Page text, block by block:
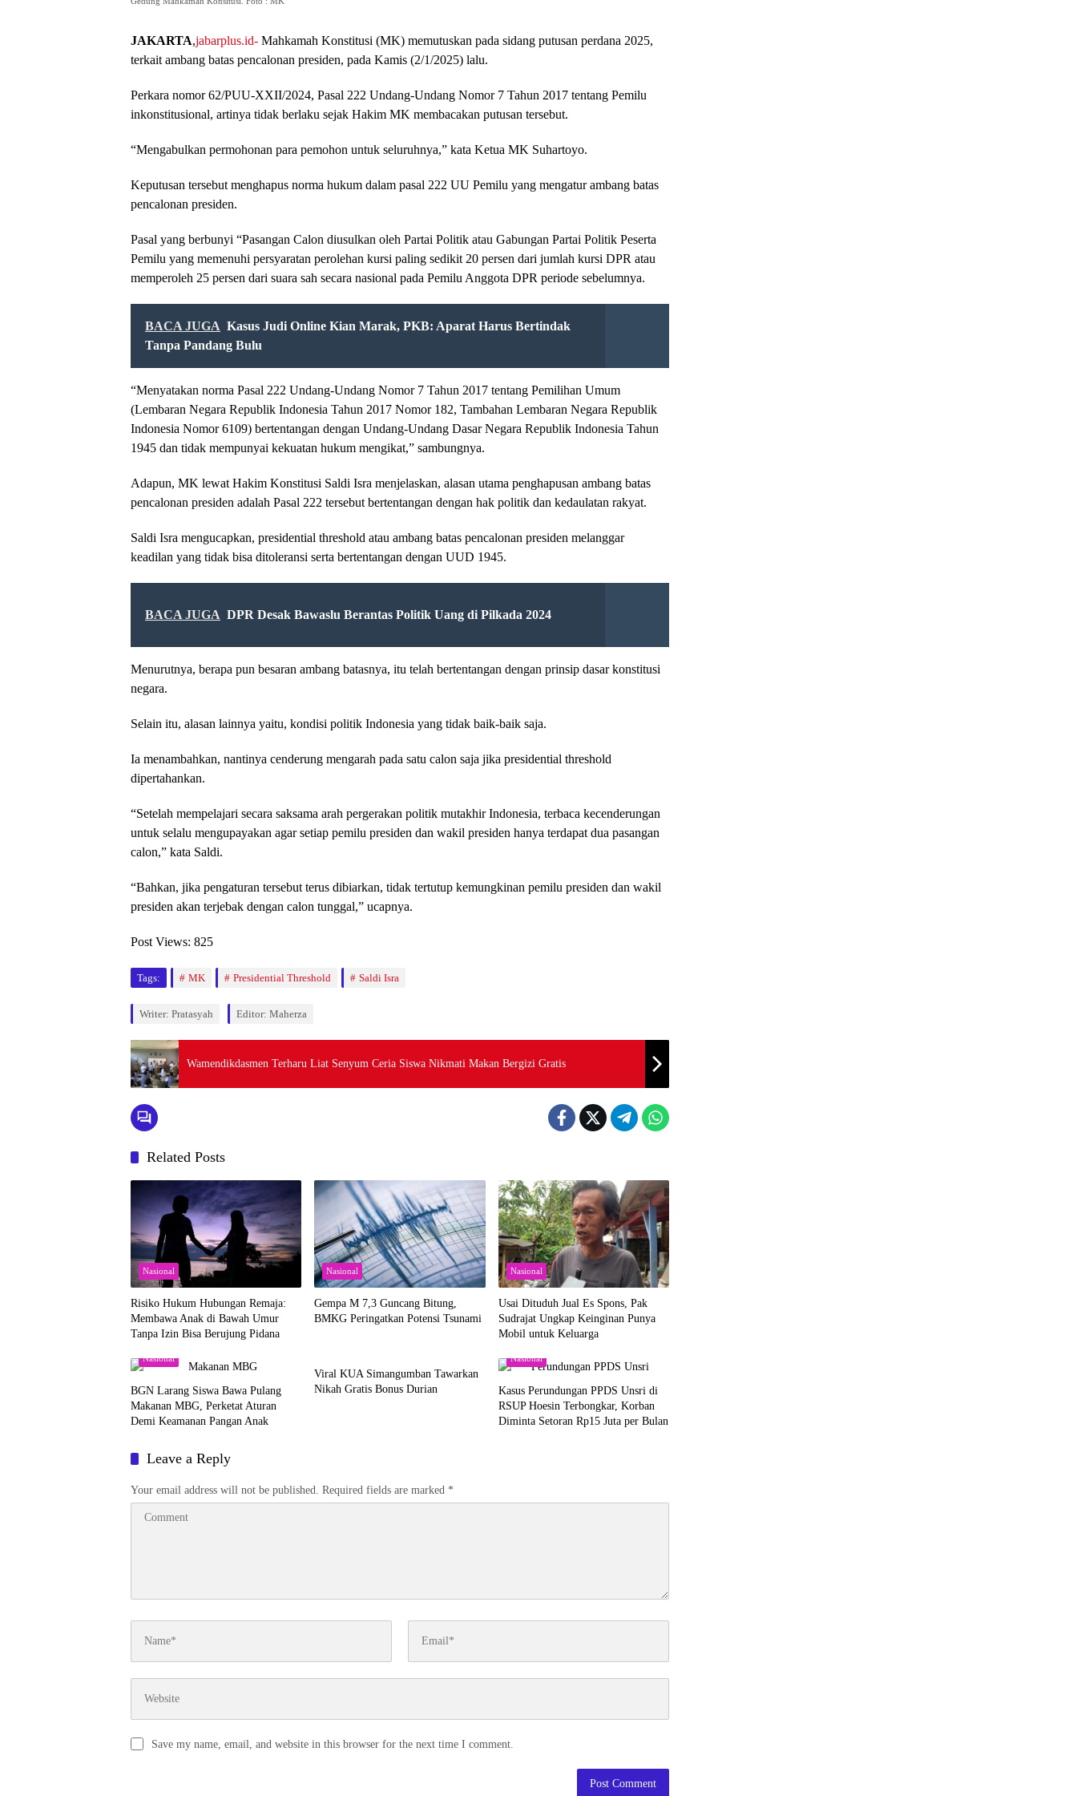
JAKARTA,jabarplus.id- Mahkamah Konstitusi (MK) memutuskan pada sidang putusan perdana 2025,
terkait ambang batas pencalonan presiden, pada Kamis (2/1/2025) lalu.
Perkara nomor 62/PUU-XXII/2024, Pasal 222 Undang-Undang Nomor 7 Tahun 2017 tentang Pemilu
inkonstitusional, artinya tidak berlaku sejak Hakim MK membacakan putusan tersebut.
“Mengabulkan permohonan para pemohon untuk seluruhnya,” kata Ketua MK Suhartoyo.
Keputusan tersebut menghapus norma hukum dalam pasal 222 UU Pemilu yang mengatur ambang batas
pencalonan presiden.
Pasal yang berbunyi “Pasangan Calon diusulkan oleh Partai Politik atau Gabungan Partai Politik Peserta
Pemilu yang memenuhi persyaratan perolehan kursi paling sedikit 20 persen dari jumlah kursi DPR atau
memperoleh 25 persen dari suara sah secara nasional pada Pemilu Anggota DPR periode sebelumnya.
BACA JUGA Kasus Judi Online Kian Marak, PKB: Aparat Harus Bertindak
Tanpa Pandang Bulu
“Menyatakan norma Pasal 222 Undang-Undang Nomor 7 Tahun 2017 tentang Pemilihan Umum
(Lembaran Negara Republik Indonesia Tahun 2017 Nomor 182, Tambahan Lembaran Negara Republik
Indonesia Nomor 6109) bertentangan dengan Undang-Undang Dasar Negara Republik Indonesia Tahun
1945 dan tidak mempunyai kekuatan hukum mengikat,” sambungnya.
Adapun, MK lewat Hakim Konstitusi Saldi Isra menjelaskan, alasan utama penghapusan ambang batas
pencalonan presiden adalah Pasal 222 tersebut bertentangan dengan hak politik dan kedaulatan rakyat.
Saldi Isra mengucapkan, presidential threshold atau ambang batas pencalonan presiden melanggar
keadilan yang tidak bisa ditoleransi serta bertentangan dengan UUD 1945.
BACA JUGA DPR Desak Bawaslu Berantas Politik Uang di Pilkada 2024
Menurutnya, berapa pun besaran ambang batasnya, itu telah bertentangan dengan prinsip dasar konstitusi
negara.
Selain itu, alasan lainnya yaitu, kondisi politik Indonesia yang tidak baik-baik saja.
Ia menambahkan, nantinya cenderung mengarah pada satu calon saja jika presidential threshold
dipertahankan.
“Setelah mempelajari secara saksama arah pergerakan politik mutakhir Indonesia, terbaca kecenderungan
untuk selalu mengupayakan agar setiap pemilu presiden dan wakil presiden hanya terdapat dua pasangan
calon,” kata Saldi.
“Bahkan, jika pengaturan tersebut terus dibiarkan, tidak tertutup kemungkinan pemilu presiden dan wakil
presiden akan terjebak dengan calon tunggal,” ucapnya.
Post Views: 825
Tags: MK Presidential Threshold Saldi Isra
Writer: Pratasyah Editor: Maherza
Wamendikdasmen Terharu Liat Senyum Ceria Siswa Nikmati Makan Bergizi Gratis
Related Posts
Nasional
Risiko Hukum Hubungan Remaja:
Membawa Anak di Bawah Umur
Tanpa Izin Bisa Berujung Pidana
Nasional
Gempa M 7,3 Guncang Bitung,
BMKG Peringatkan Potensi Tsunami
Nasional
Usai Dituduh Jual Es Spons, Pak
Sudrajat Ungkap Keinginan Punya
Mobil untuk Keluarga
Nasional
BGN Larang Siswa Bawa Pulang
Makanan MBG, Perketat Aturan
Demi Keamanan Pangan Anak
Viral KUA Simangumban Tawarkan
Nikah Gratis Bonus Durian
Nasional
Kasus Perundungan PPDS Unsri di
RSUP Hoesin Terbongkar, Korban
Diminta Setoran Rp15 Juta per Bulan
Leave a Reply
Your email address will not be published. Required fields are marked *
Save my name, email, and website in this browser for the next time I comment.